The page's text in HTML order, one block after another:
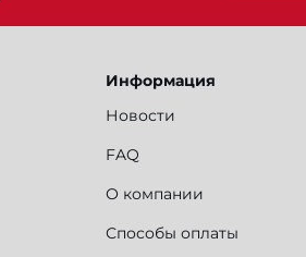
Информация
Новости
FAQ
О компании
Способы оплаты